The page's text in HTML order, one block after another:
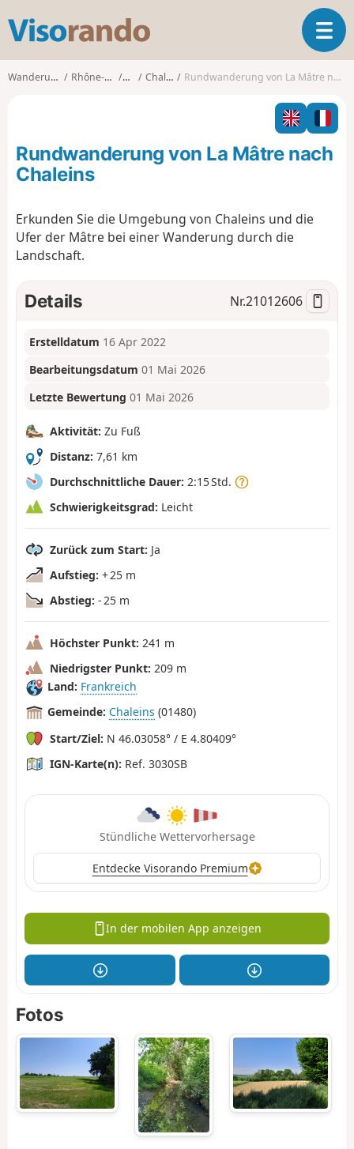
s
o
o
T
o
l
n
a
n
Wanderungen Rhône-Alpes Ain Chaleins Rundwanderung von La Mâtre nach Chaleins
Rundwanderung von La Mâtre nach
Chaleins
Erkunden Sie die Umgebung von Chaleins und die
Ufer der Mâtre bei einer Wanderung durch die
Landschaft.
Details Nr.21012606
Erstelldatum 16 Apr 2022
Bearbeitungsdatum 01 Mai 2026
Letzte Bewertung 01 Mai 2026
Aktivität: Zu Fuß
Distanz: 7,61 km
Durchschnittliche Dauer: 2:15 Std.
Schwierigkeitsgrad: Leicht
Zurück zum Start: Ja
Aufstieg: + 25 m
Abstieg: - 25 m
Höchster Punkt: 241 m
Niedrigster Punkt: 209 m
Land: Frankreich
Gemeinde: Chaleins (01480)
Start/Ziel: N 46.03058° / E 4.80409°
IGN-Karte(n): Ref. 3030SB
Stündliche Wettervorhersage
Entdecke Visorando Premium
In der mobilen App anzeigen
Fotos